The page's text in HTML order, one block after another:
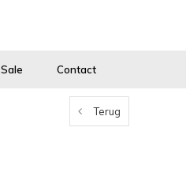
Sale Contact
Terug